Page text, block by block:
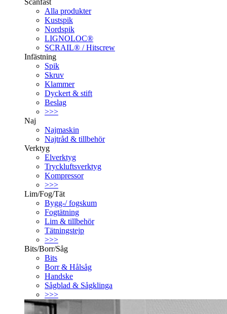
Scanfast
Alla produkter
Kustspik
Nordspik
LIGNOLOC®
SCRAIL® / Hitscrew
Infästning
Spik
Skruv
Klammer
Dyckert & stift
Beslag
>>>
Naj
Najmaskin
Najtråd & tillbehör
Verktyg
Elverktyg
Tryckluftsverktyg
Kompressor
>>>
Lim/Fog/Tät
Bygg-/ fogskum
Fogtätning
Lim & tillbehör
Tätningstejp
>>>
Bits/Borr/Såg
Bits
Borr & Hålsåg
Handske
Sågblad & Sågklinga
>>>